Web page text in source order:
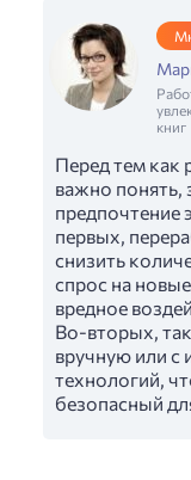
книг
Перед тем как
важно понять,
предпочтение
первых,
снизить
спрос на
вредное
Во-вторых,
вручную или с
технологий,
безопасный